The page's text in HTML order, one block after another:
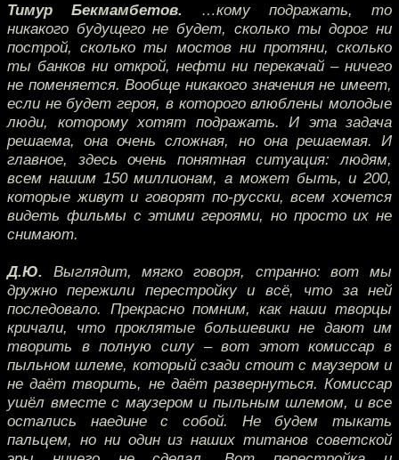
Тимур Бекмамбетов. …кому подражать, то
никакого будущего не будет, сколько ты дорог ни
построй, сколько ты мостов ни протяни, сколько
ты банков ни открой, нефти ни перекачай – ничего
не поменяется. Вообще никакого значения не имеет,
если не будет героя, в которого влюблены молодые
люди, которому хотят подражать. И эта задача
решаема, она очень сложная, но она решаемая. И
главное, здесь очень понятная ситуация: людям,
всем нашим 150 миллионам, а может быть, и 200,
которые живут и говорят по-русски, всем хочется
видеть фильмы с этими героями, но просто их не
снимают.
Д.Ю. Выглядит, мягко говоря, странно: вот мы
дружно пережили перестройку и всё, что за ней
последовало. Прекрасно помним, как наши творцы
кричали, что проклятые большевики не дают им
творить в полную силу – вот этот комиссар в
пыльном шлеме, который сзади стоит с маузером и
не даёт творить, не даёт развернуться. Комиссар
ушёл вместе с маузером и пыльным шлемом, и все
остались наедине с собой. Не будем тыкать
пальцем, но ни один из наших титанов советской